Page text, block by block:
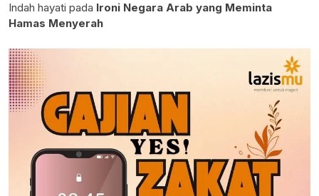
Indah hayati pada Ironi Negara Arab yang Meminta
Hamas Menyerah